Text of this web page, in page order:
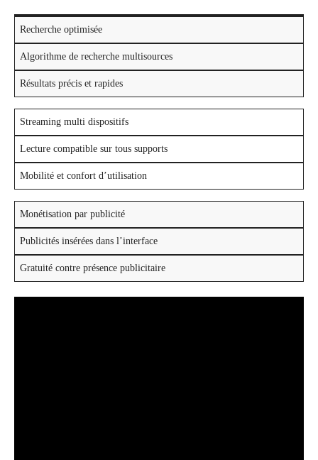
Recherche optimisée
Algorithme de recherche multisources
Résultats précis et rapides
Streaming multi dispositifs
Lecture compatible sur tous supports
Mobilité et confort d’utilisation
Monétisation par publicité
Publicités insérées dans l’interface
Gratuité contre présence publicitaire